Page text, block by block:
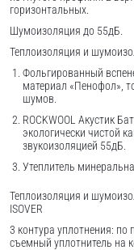
горизонтальных.
Шумоизоляция до 55дБ.
Теплоизоляция и
Фольгированный
материал «Пенофол»,
шумов.
ROCKWOOL Акустик
экологически чистой
звукоизоляцией 55дБ.
Утеплитель
Теплоизоляция и
ISOVER
3 контура уплотнения: по
съемный уплотнитель на